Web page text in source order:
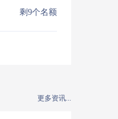
剩9个名额
更多资讯...